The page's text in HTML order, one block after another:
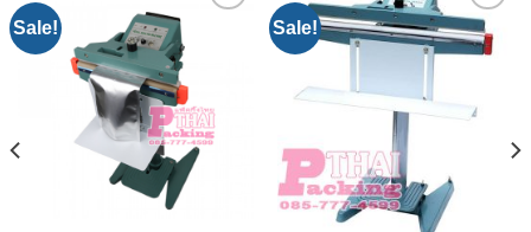
Sale! Sale!
Add to
Wishlist